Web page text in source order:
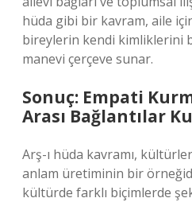
hüda gibi bir kavram, aile
bireylerin kendi kimliklerini
manevi çerçeve sunar.
Sonuç: Empati
Arası Bağlantılar
Arş-ı hüda kavramı,
anlam üretiminin bir
kültürde farklı biçimlerde